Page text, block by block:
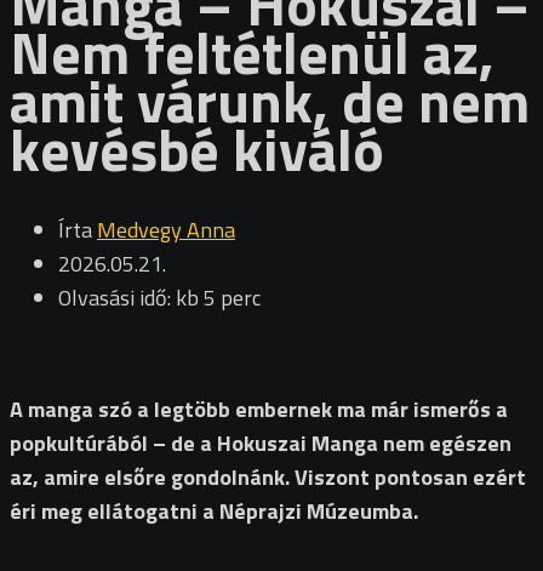
Nem feltétlenül az,
amit várunk, de nem
kevésbé kiváló
ÍrtaMedvegy Anna
2026.05.21.
Olvasási idő: kb 5 perc
A manga szó a legtöbb embernek ma már ismerős a
popkultúrából – de a Hokuszai Manga nem egészen
az, amire elsőre gondolnánk. Viszont pontosan ezért
éri meg ellátogatni a Néprajzi Múzeumba.